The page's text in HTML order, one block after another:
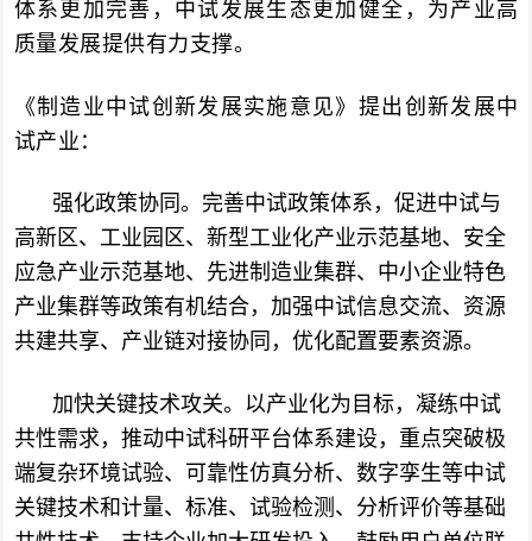
体系更加完善，中试发展生态更加健全，为产业高
质量发展提供有力支撑。
《制造业中试创新发展实施意见》提出创新发展中
试产业：
强化政策协同。 完善中试政策体系，促进中试与
高新区、工业园区、新型工业化产业示范基地、安全
应急产业示范基地、先进制造业集群、中小企业特色
产业集群等政策有机结合，加强中试信息交流、资源
共建共享、产业链对接协同，优化配置要素资源。
加快关键技术攻关。
以产业化为目标，凝练中试
共性需求，推动中试科研平台体系建设，重点突破极
端复杂环境试验、可靠性仿真分析、数字孪生等中试
关键技术和计量、标准、试验检测、分析评价等基础